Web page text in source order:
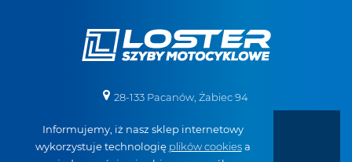
Informujemy, iż nasz sklep internetowy
wykorzystuje technologię plików cookiesa
28-133 Pacanów, Żabiec 94
+48 887 519 098